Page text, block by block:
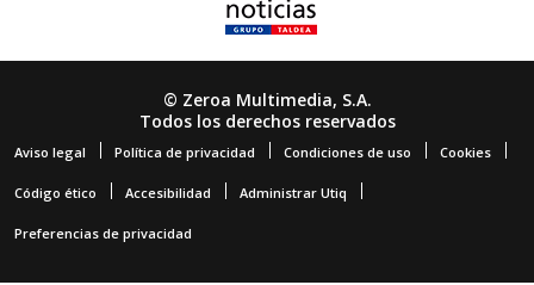
© Zeroa Multimedia, S.A.
Todos los derechos reservados
Aviso legal Política de privacidad Condiciones de uso Cookies
Código ético Accesibilidad Administrar Utiq
Preferencias de privacidad